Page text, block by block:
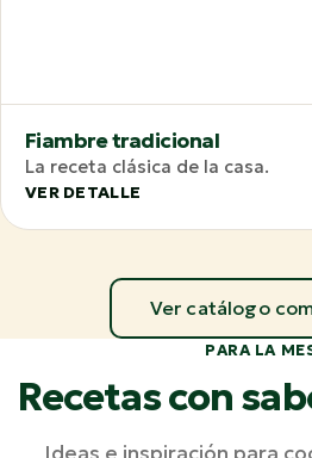
Fiambre tradicional
La receta clásica de la casa.
VER DETALLE
Ver catálogo
PARA LA
Recetas con
Ideas e inspiración para